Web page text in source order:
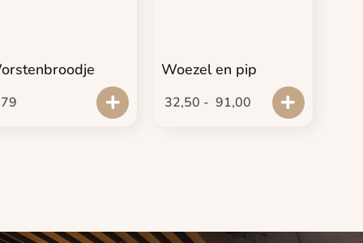
Woezel en pip
32,50 - 91,00